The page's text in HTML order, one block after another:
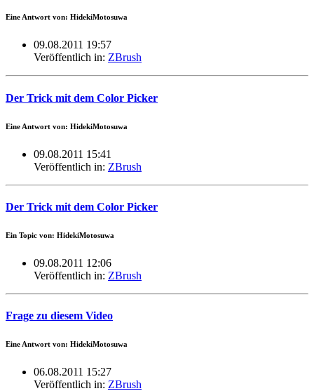
Eine Antwort von: HidekiMotosuwa
09.08.2011 19:57
Veröffentlich in: ZBrush
Der Trick mit dem Color Picker
Eine Antwort von: HidekiMotosuwa
09.08.2011 15:41
Veröffentlich in: ZBrush
Der Trick mit dem Color Picker
Ein Topic von: HidekiMotosuwa
09.08.2011 12:06
Veröffentlich in: ZBrush
Frage zu diesem Video
Eine Antwort von: HidekiMotosuwa
06.08.2011 15:27
Veröffentlich in: ZBrush